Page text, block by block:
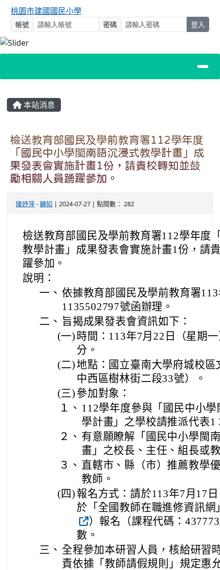
桃園市建國國民小學
帳號 密碼 登入
主內容區域
本站消息
檢送教育部國民及學前教育署112學年度
「國民中小學閩南語沉浸式教學計畫」成
果發表會實施計畫1份，請貴校轉知並鼓
勵相關人員踴躍參加。
陳妤萍-轉知 | 2024-07-27 | 點閱數： 282
檢送教育部國民及學前教育署112學年度
教學計畫」成果發表會實施計畫1份，請
躍參加。
說明：
一、 依據教育部國民及學前教育署
1135502797號函辦理。
二、 旨揭成果發表會資訊如下：
(一) 時間：113年7月22日（星期
分。
(二)地點：國立臺南大學府城校
中西區樹林街二段33號）。
(三) 參加對象：
１、 112學年度參與「國民中小
學計畫」之學校請推派代表1
２、 有意願瞭解「國民中小學閩
畫」之校長、主任、組長或
３、 直轄市、縣（市）推薦教學
教師。
(四) 報名方式：請於113年7月17
於「全國教師在職進修資訊
）報名（課程代碼：
數。
三、 全程參加本研習人員，核給研習
責依據「教師請假規則」規定惠